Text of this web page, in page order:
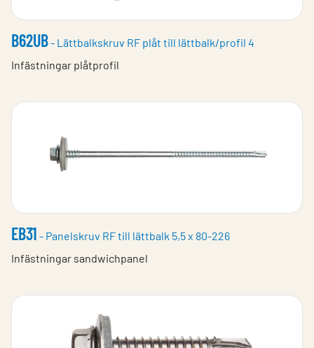
B62UB- Lättbalkskruv RF plåt till lättbalk/profil 4
Infästningar plåtprofil
EB31 - Panelskruv RF till lättbalk 5,5 x 80-226
Infästningar sandwichpanel